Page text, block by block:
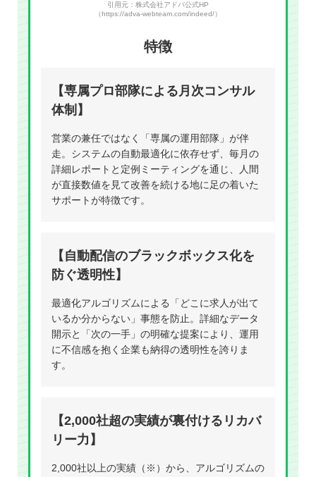
引用元：株式会社アドバ公式HP
（https://adva-webteam.com/indeed/）
特徴
【専属プロ部隊による月次コンサル
体制】
営業の兼任ではなく「専属の運用部隊」が伴
走。システムの自動最適化に依存せず、毎月の
詳細レポートと定例ミーティングを通じ、人間
が直接数値を見て改善を続ける地に足の着いた
サポートが特徴です。
【自動配信のブラックボックス化を
防ぐ透明性】
最適化アルゴリズムによる「どこに求人が出て
いるか分からない」事態を防止。詳細なデータ
開示と「次の一手」の明確な提案により、運用
に不信感を抱く企業も納得の透明性を誇りま
す。
【2,000社超の実績が裏付けるリカバ
リー力】
2,000社以上の実績（※）から、アルゴリズムの